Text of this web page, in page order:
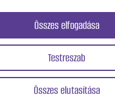
Testreszab
Összes elutasítása
Összes elfogadása